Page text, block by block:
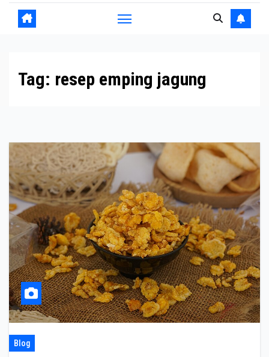
Tag: resep emping jagung
Blog